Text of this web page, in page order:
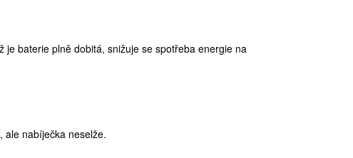
baterie plně dobitá, snižuje se spotřeba energie na
ale nabíječka neselže.